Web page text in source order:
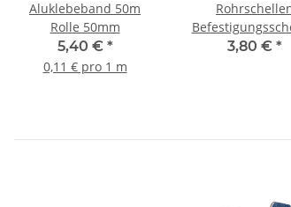
Aluklebeband 50m
Rolle 50mm
5,40 € *
0,11 € pro 1 m
mit
3,80 € *